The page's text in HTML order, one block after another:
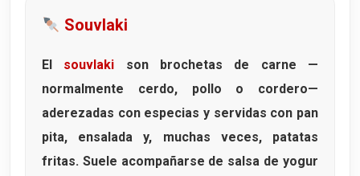
Souvlaki
El souvlaki son brochetas de carne —
normalmente cerdo, pollo o cordero—
aderezadas con especias y servidas con pan
pita, ensalada y, muchas veces, patatas
fritas. Suele acompañarse de salsa de yogur